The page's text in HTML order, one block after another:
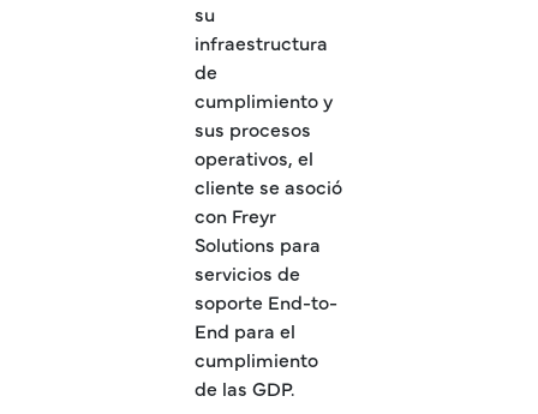
su
infraestructura
de
cumplimiento y
sus procesos
operativos, el
cliente se asoció
con Freyr
Solutions para
servicios de
soporte End-to-
End para el
cumplimiento
de las GDP.